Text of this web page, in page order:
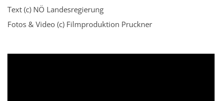
Text (c) NÖ Landesregierung
Fotos & Video (c) Filmproduktion Pruckner